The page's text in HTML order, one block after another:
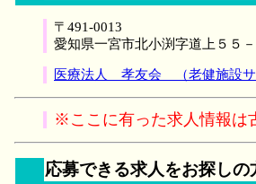
〒491-0013
愛知県一宮市北小渕字道上５５－
医療法人 孝友会 （老健施設サ
※ここに有った求人情報は
応募できる求人をお探しの